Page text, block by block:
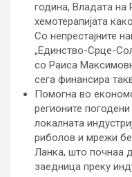
година, Владата на
хемотерапијата
Со непрестајните
„Единство-Срце-
со Раиса
сега финансира
Помогна во
регионите
локалната
риболов и мрежи
Ланка, што почнаа
заедница преку